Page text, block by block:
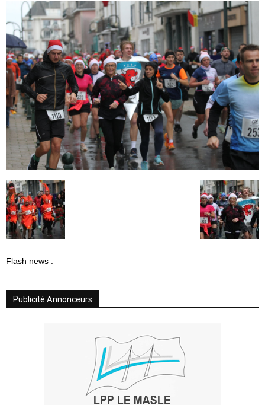
Flash news :
Publicité Annonceurs